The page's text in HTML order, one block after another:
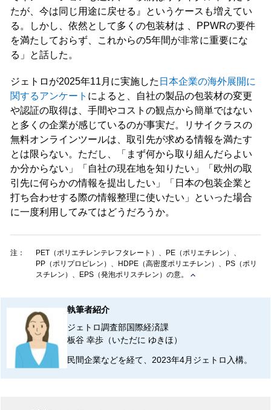
たが、今は同じ用途に戻せる』というケースも増えてい
る。しかし、依然として多くの包装材は 、PPWRの要件
を満たしておらず、これからの5年間が非常に重要にな
る」と話した。
ジェトロが2025年11月に実施した 日本企業の海外展開に
関するアンケート によると、自社の製品の包装材の変更
や認証の取得は、手間やコストの観点から簡単ではない
と多くの企業が感じているのが事実だ。リサイクラスの
無料オンラインツールは、取引先が求める情報を満たす
とは限らない。ただし、「まず何から取り組んだらよい
か分からない」「自社の現在地を知りたい」「欧州の取
引先に何らかの情報を提出したい」「日本の包装企業と
打ち合わせする際の情報整理に使いたい」といった場合
に一度利用してみてはどうだろうか。
注：
PET（ポリエチレンテレフタレート）、PE（ポリエチレン）、
PP（ポリプロピレン）、HDPE（高密度ポリエチレン）、PS（ポリ
スチレン）、EPS（発泡ポリスチレン）の意。
執筆者紹介
ジェトロ調査部国際経済課
板谷 幸歩（いただに ゆきほ）
民間企業などを経て、2023年4月ジェトロ入構。